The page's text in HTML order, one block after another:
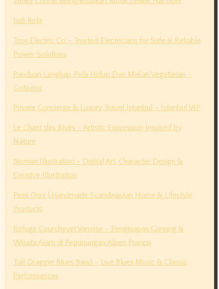
Judi Bola
Troy Electric Co – Trusted Electricians for Safe & Reliable
Power Solutions
Panduan Lengkap Pola Hidup Dan Makan Vegetarian –
GoNutss
Private Concierge & Luxury Travel Istanbul – Istanbul VIP
Le Chant des Rives – Artistic Expression Inspired by
Nature
Noman Illustration – Digital Art, Character Design &
Creative Illustration
Pieni Onni | Handmade Scandinavian Home & Lifestyle
Products
Refuge Courchevel Vanoise – Penginapan Gunung &
Wisata Alam di Pegunungan Alpen Prancis
Tail Dragger Blues Band – Live Blues Music & Classic
Performances